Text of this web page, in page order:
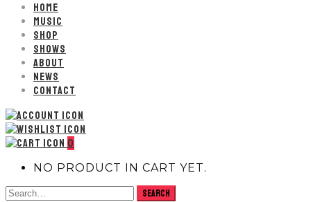
HOME
MUSIC
SHOP
SHOWS
ABOUT
NEWS
CONTACT
0
NO PRODUCT IN CART YET.